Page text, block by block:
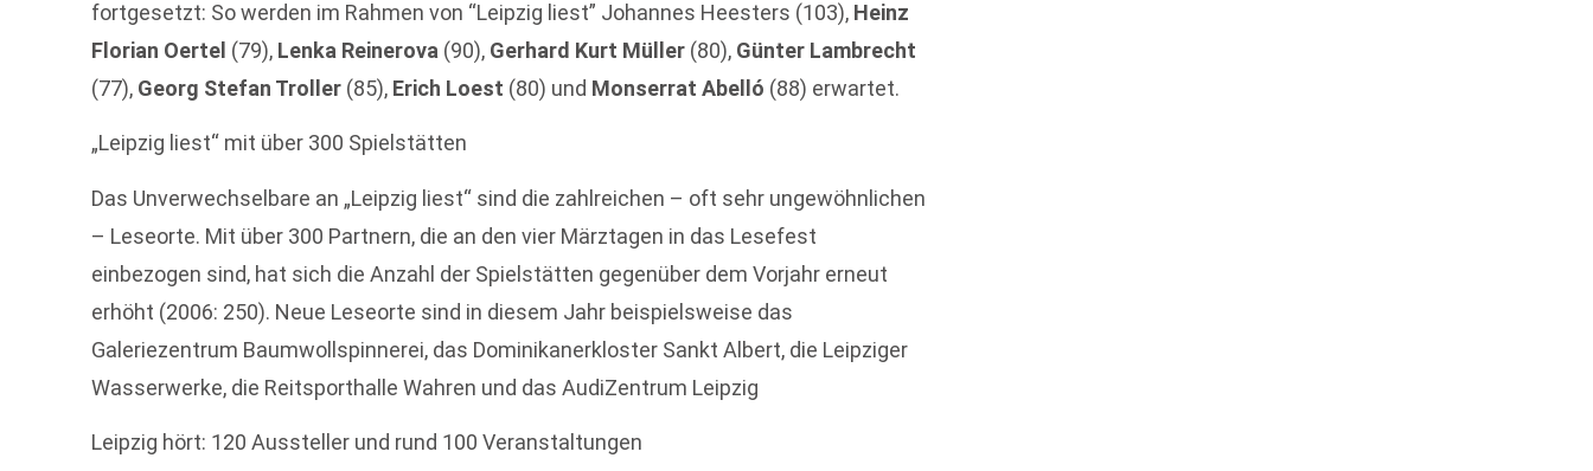
fortgesetzt: So werden im Rahmen von “Leipzig liest” Johannes Heesters (103), Heinz
Florian Oertel (79), Lenka Reinerova (90), Gerhard Kurt Müller (80), Günter Lambrecht
(77), Georg Stefan Troller (85), Erich Loest (80) und Monserrat Abelló (88) erwartet.
„Leipzig liest“ mit über 300 Spielstätten
Das Unverwechselbare an „Leipzig liest“ sind die zahlreichen – oft sehr ungewöhnlichen
– Leseorte. Mit über 300 Partnern, die an den vier Märztagen in das Lesefest
einbezogen sind, hat sich die Anzahl der Spielstätten gegenüber dem Vorjahr erneut
erhöht (2006: 250). Neue Leseorte sind in diesem Jahr beispielsweise das
Galeriezentrum Baumwollspinnerei, das Dominikanerkloster Sankt Albert, die Leipziger
Wasserwerke, die Reitsporthalle Wahren und das AudiZentrum Leipzig
Leipzig hört: 120 Aussteller und rund 100 Veranstaltungen